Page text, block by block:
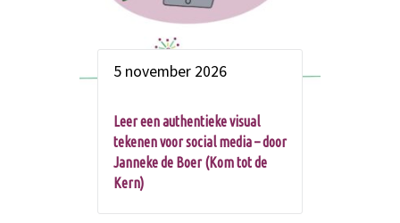
5 november 2026
Leer een authentieke visual
tekenen voor social media – door
Janneke de Boer (Kom tot de
Kern)